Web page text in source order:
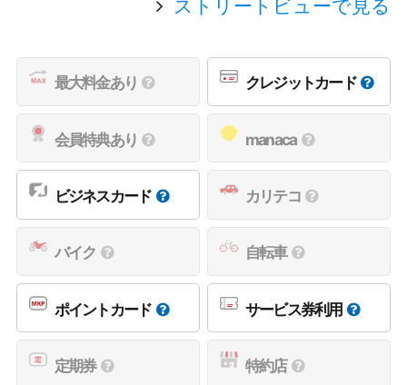
ストリートビューで見る
最大料金あり クレジットカード
会員特典あり manaca
ビジネスカード カリテコ
バイク 自転車
ポイントカード サービス券利用
定期券 特約店